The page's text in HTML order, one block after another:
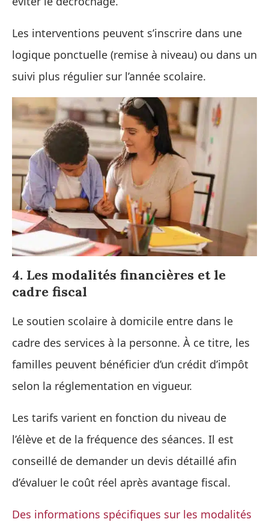
Les interventions peuvent s’inscrire dans une
logique ponctuelle (remise à niveau) ou dans un
suivi plus régulier sur l’année scolaire.
4. Les modalités financières et le
cadre fiscal
Le soutien scolaire à domicile entre dans le
cadre des services à la personne. À ce titre, les
familles peuvent bénéficier d’un crédit d’impôt
selon la réglementation en vigueur.
Les tarifs varient en fonction du niveau de
l’élève et de la fréquence des séances. Il est
conseillé de demander un devis détaillé afin
d’évaluer le coût réel après avantage fiscal.
Des informations spécifiques sur les modalités